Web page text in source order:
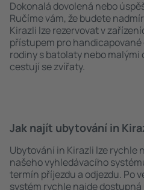
Dokonalá dovolená nebo
Ručíme vám, že budete
Kirazli lze rezervovat v
přístupem pro handicapované
rodiny s batolaty nebo
cestují se zvířaty.
Jak najít ubytování in
Ubytování in Kirazli lze rychle
našeho vyhledávacího
termín příjezdu a odjezdu. Po
systém rychle najde